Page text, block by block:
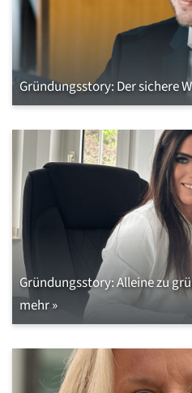
Gründungsstory: Der sichere
Gründungsstory: Alleine zu
mehr »